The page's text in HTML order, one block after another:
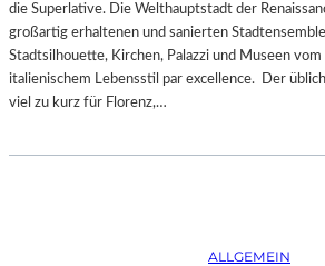
die Superlative. Die Welthauptstadt der
großartig erhaltenen und sanierten
Stadtsilhouette, Kirchen, Palazzi und Museen vom
italienischem Lebensstil par excellence. Der
viel zu kurz für Florenz,…
ALLGEMEIN